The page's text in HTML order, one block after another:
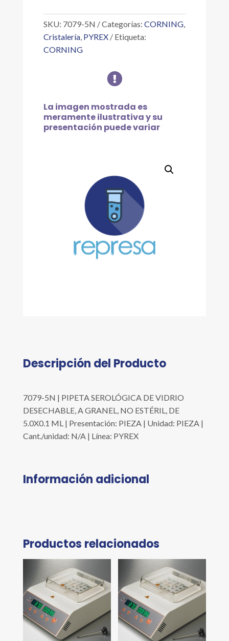
VIDRIO
A
GRANEL,
5.0X0.1
ML
cantidad
SKU: 7079-5N Categorías: CORNING,
Cristalería, PYREX
Etiqueta:
CORNING

La imagen mostrada es
meramente ilustrativa y su
presentación puede variar
Descripción del Producto
7079-5N | PIPETA SEROLÓGICA DE VIDRIO
DESECHABLE, A GRANEL, NO ESTÉRIL, DE
5.0X0.1 ML | Presentación: PIEZA | Unidad: PIEZA |
Cant./unidad: N/A | Línea: PYREX
Información adicional
Productos relacionados